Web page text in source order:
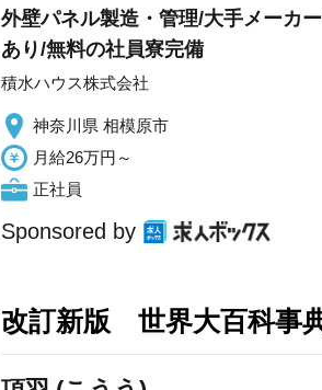
外壁パネル製造・管理/大手メーカ
あり/無料の社員寮完備
積水ハウス株式会社
神奈川県 相模原市
月給26万円～
正社員
Sponsored by
改訂新版 世界大百科事